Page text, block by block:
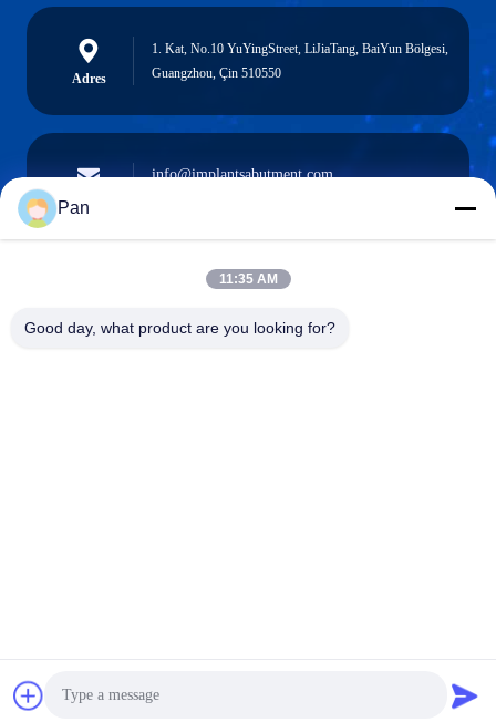
Adres
1. Kat, No.10 YuYingStreet, LiJiaTang, BaiYun Bölgesi,
Guangzhou, Çin 510550
e-posta
info@implantsabutment.com
Telefon
Pan
11:35 AM
Good day, what product are you looking for?